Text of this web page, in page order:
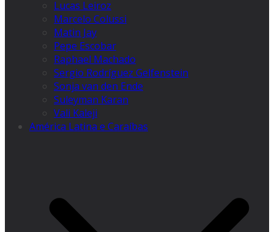
Lucas Leiroz
Marcelo Colussi
Matin Jay
Pepe Escobar
Raphael Machado
Sergio Rodríguez Gelfenstein
Sonja van den Ende
Suleyman Karan
Vali Kaleji
América Latina e Caraíbas